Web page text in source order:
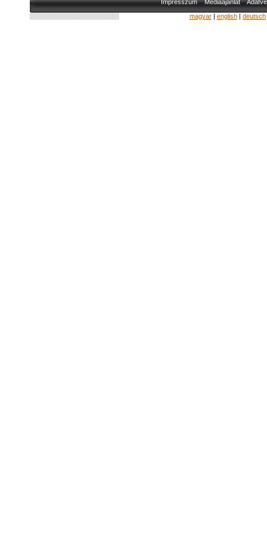
Impresszum Médiaajánlat
magyar| english| deutsch